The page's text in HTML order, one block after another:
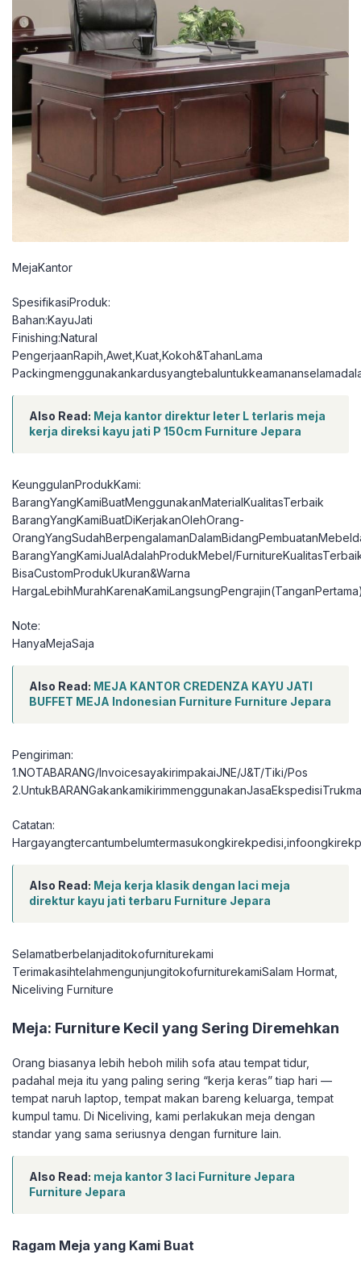
MejaKantor
SpesifikasiProduk:
Bahan:KayuJati
Finishing:Natural
PengerjaanRapih,Awet,Kuat,Kokoh&TahanLama
Also Read: Meja kantor direktur leter L terlaris meja
kerja direksi kayu jati P 150cm Furniture Jepara
KeunggulanProdukKami:
BarangYangKamiBuatMenggunakanMaterialKualitasTerbaik
BarangYangKamiBuatDiKerjakanOlehOrang-
BarangYangKamiJualAdalahProdukMebel/
BisaCustomProdukUkuran&Warna
Note:
HanyaMejaSaja
Also Read: MEJA KANTOR CREDENZA KAYU JATI
BUFFET MEJA Indonesian Furniture Furniture Jepara
Pengiriman:
1.NOTABARANG/InvoicesayakirimpakaiJNE/J&T/Tiki/Pos
Catatan:
Also Read: Meja kerja klasik dengan laci meja
direktur kayu jati terbaru Furniture Jepara
Selamatberbelanjaditokofurniturekami
TerimakasihtelahmengunjungitokofurniturekamiSalam Hormat,
Niceliving Furniture
Meja: Furniture Kecil yang Sering Diremehkan
Orang biasanya lebih heboh milih sofa atau tempat tidur,
padahal meja itu yang paling sering “kerja keras” tiap hari —
tempat naruh laptop, tempat makan bareng keluarga, tempat
kumpul tamu. Di Niceliving, kami perlakukan meja dengan
standar yang sama seriusnya dengan furniture lain.
Also Read: meja kantor 3 laci Furniture Jepara
Furniture Jepara
Ragam Meja yang Kami Buat